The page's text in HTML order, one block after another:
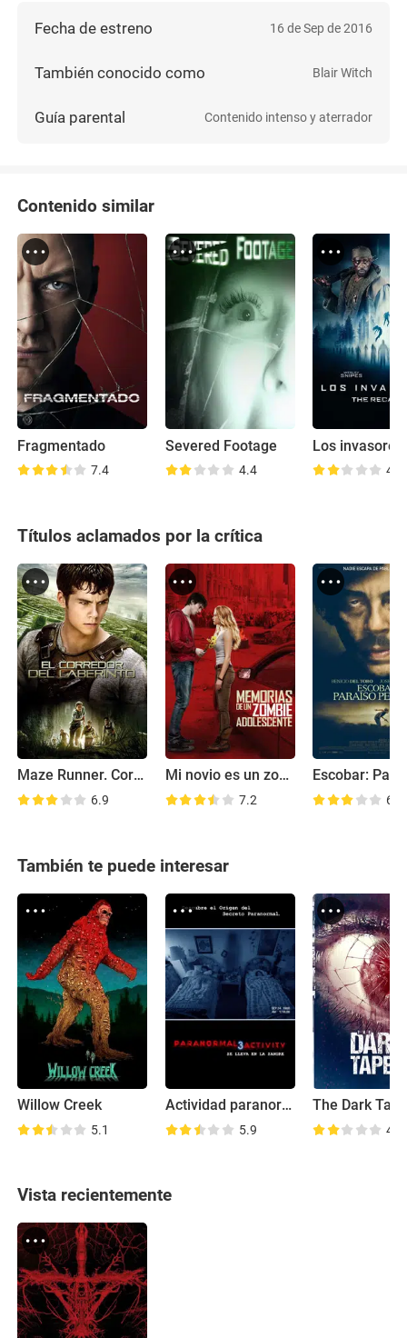
Fecha de estreno 16 de Sep de 2016
También conocido como Blair Witch
Guía parental Contenido intenso y aterrador
Contenido similar
Fragmentado
7.4
Severed Footage
4.4
Los invasores
4.2
Títulos aclamados por la crítica
Maze Runner. Correr o morir
6.9
Mi novio es un zombie
7.2 6.5
También te puede interesar
Willow Creek
5.1
Actividad paranormal 3
5.9
The Dark
4.6
Vista recientemente